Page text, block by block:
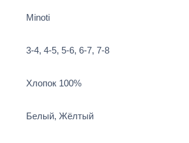
Minoti
3-4, 4-5, 5-6, 6-7, 7-8
Хлопок 100%
Белый, Жёлтый